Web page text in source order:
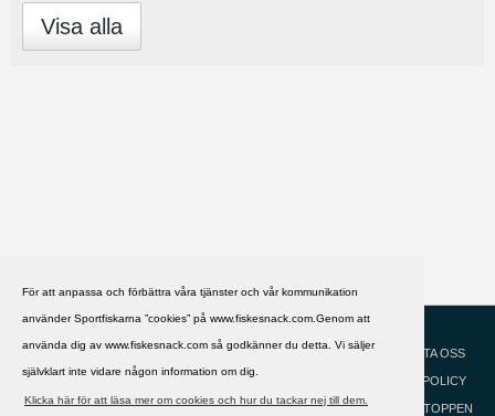
För att anpassa och förbättra våra tjänster och vår kommunikation
använder Sportfiskarna ”cookies” på www.fiskesnack.com.Genom att
använda dig av www.fiskesnack.com så godkänner du detta. Vi säljer
självklart inte vidare någon information om dig.
Klicka här för att läsa mer om cookies och hur du tackar nej till dem.
Visa alla
HJÄLP
KONTAKTA OSS
COOKIEPOLICY
GÅ TILL TOPPEN